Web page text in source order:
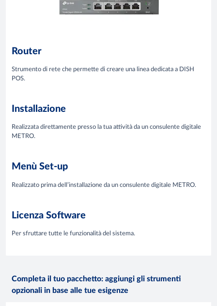
Router
Strumento di rete che permette di creare una linea dedicata a DISH
POS.
Installazione
Realizzata direttamente presso la tua attività da un consulente digitale
METRO.
Menù Set-up
Realizzato prima dell’installazione da un consulente digitale METRO.
Licenza Software
Per sfruttare tutte le funzionalità del sistema.
Completa il tuo pacchetto: aggiungi gli strumenti
opzionali in base alle tue esigenze